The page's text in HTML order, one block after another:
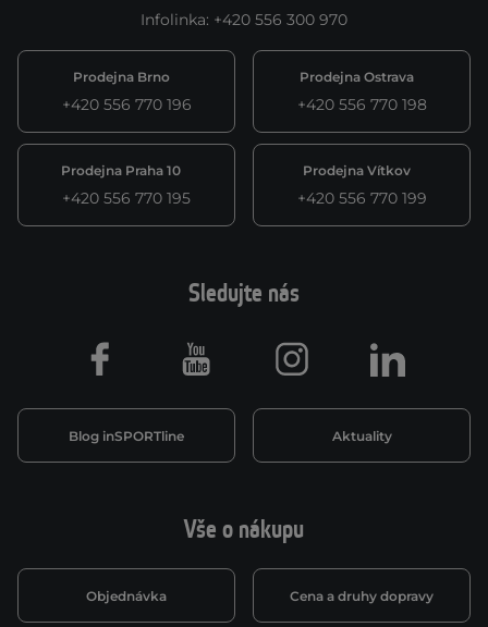
Infolinka: +420 556 300 970
Prodejna Brno
+420 556 770 196
Prodejna Ostrava
+420 556 770 198
Prodejna Praha 10
+420 556 770 195
Prodejna Vítkov
+420 556 770 199
Vše o nákupu
Objednávka Cena a druhy dopravy
Sledujte nás
Blog inSPORTline Aktuality
Facebook Youtube Instagram LinkedIn